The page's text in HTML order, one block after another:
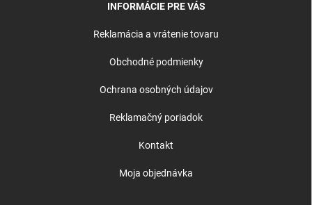
INFORMÁCIE PRE VÁS
Reklamácia a vrátenie tovaru
Obchodné podmienky
Ochrana osobných údajov
Reklamačný poriadok
Kontakt
Moja objednávka